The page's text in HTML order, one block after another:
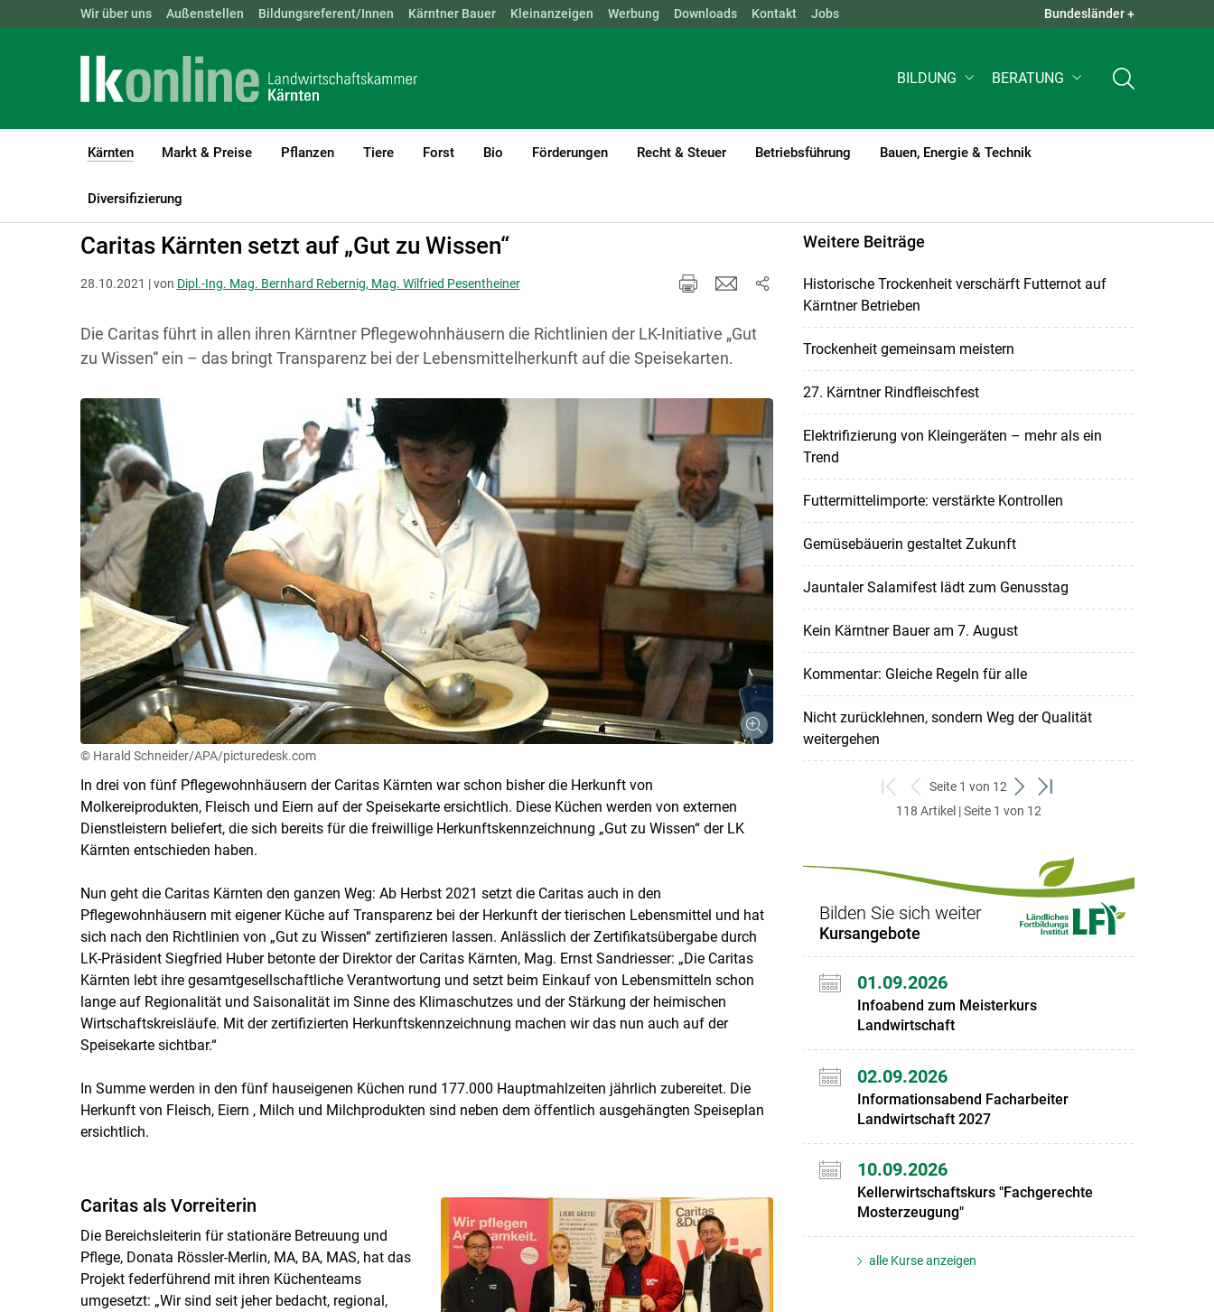
Skip to main content
Landwirtschaftskammern: ÖSTERREICH BGLD KTN NÖ OÖ SBG STMK TIROL VBG WIEN QUICK LINKS +
Wir über uns Außenstellen Bildungsreferent/Innen Kärntner Bauer Kleinanzeigen Werbung Downloads Kontakt Jobs Bundesländer +
BILDUNG BERATUNG
Kärnten
(current)1
Markt & Preise Pflanzen Tiere Forst Bio Förderungen Recht & Steuer Betriebsführung Bauen, Energie & Technik
Diversifizierung
LK Kärnten Kärnten
Caritas Kärnten setzt auf „Gut zu Wissen“
28.10.2021 | von Dipl.-Ing. Mag. Bernhard Rebernig, Mag. Wilfried Pesentheiner
Die Caritas führt in allen ihren Kärntner Pflegewohnhäusern die Richtlinien der LK-Initiative „Gut
zu Wissen“ ein – das bringt Transparenz bei der Lebensmittelherkunft auf die Speisekarten.
© Harald Schneider/APA/picturedesk.com
In drei von fünf Pflegewohnhäusern der Caritas Kärnten war schon bisher die Herkunft von
Molkereiprodukten, Fleisch und Eiern auf der Speisekarte ersichtlich. Diese Küchen werden von externen
Dienstleistern beliefert, die sich bereits für die freiwillige Herkunftskennzeichnung „Gut zu Wissen“ der LK
Kärnten entschieden haben.
Nun geht die Caritas Kärnten den ganzen Weg: Ab Herbst 2021 setzt die Caritas auch in den
Pflegewohnhäusern mit eigener Küche auf Transparenz bei der Herkunft der tierischen Lebensmittel und hat
sich nach den Richtlinien von „Gut zu Wissen“ zertifizieren lassen. Anlässlich der Zertifikatsübergabe durch
LK-Präsident Siegfried Huber betonte der Direktor der Caritas Kärnten, Mag. Ernst Sandriesser: „Die Caritas
Kärnten lebt ihre gesamtgesellschaftliche Verantwortung und setzt beim Einkauf von Lebensmitteln schon
lange auf Regionalität und Saisonalität im Sinne des Klimaschutzes und der Stärkung der heimischen
Wirtschaftskreisläufe. Mit der zertifizierten Herkunftskennzeichnung machen wir das nun auch auf der
Speisekarte sichtbar.“
In Summe werden in den fünf hauseigenen Küchen rund 177.000 Hauptmahlzeiten jährlich zubereitet. Die
Herkunft von Fleisch, Eiern , Milch und Milchprodukten sind neben dem öffentlich ausgehängten Speiseplan
ersichtlich.
Caritas als Vorreiterin
Die Bereichsleiterin für stationäre Betreuung und
Pflege, Donata Rössler-Merlin, MA, BA, MAS, hat das
Projekt federführend mit ihren Küchenteams
umgesetzt: „Wir sind seit jeher bedacht, regional,
Weitere Beiträge
Historische Trockenheit verschärft Futternot auf
Kärntner Betrieben
Trockenheit gemeinsam meistern
27. Kärntner Rindfleischfest
Elektrifizierung von Kleingeräten – mehr als ein
Trend
Futtermittelimporte: verstärkte Kontrollen
Gemüsebäuerin gestaltet Zukunft
Jauntaler Salamifest lädt zum Genusstag
Kein Kärntner Bauer am 7. August
Kommentar: Gleiche Regeln für alle
Nicht zurücklehnen, sondern Weg der Qualität
weitergehen
zum
ersten
zurück
zum
Seite 1 von 12
weiter
zum
zum
118 Artikel | Seite 1 von 12
Bilden Sie sich weiter
Kursangebote
01.09.2026
Infoabend zum Meisterkurs
Landwirtschaft
02.09.2026
Informationsabend Facharbeiter
Landwirtschaft 2027
10.09.2026
Kellerwirtschaftskurs "Fachgerechte
Mosterzeugung"
alle Kurse anzeigen